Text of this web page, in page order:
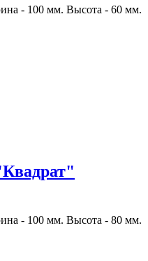
- 100 мм. Высота - 60 мм.
- 100 мм. Высота - 80 мм.